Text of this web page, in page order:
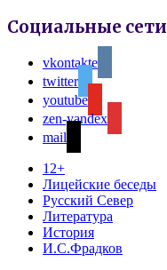
Социальные сети
vkontakte
twitter
youtube
zen-yandex
mail
12+
Лицейские беседы
Русский Север
Литература
История
И.С.Фрадков